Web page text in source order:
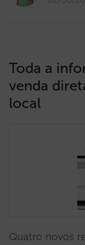
Toda a
venda
local
Quatro novos